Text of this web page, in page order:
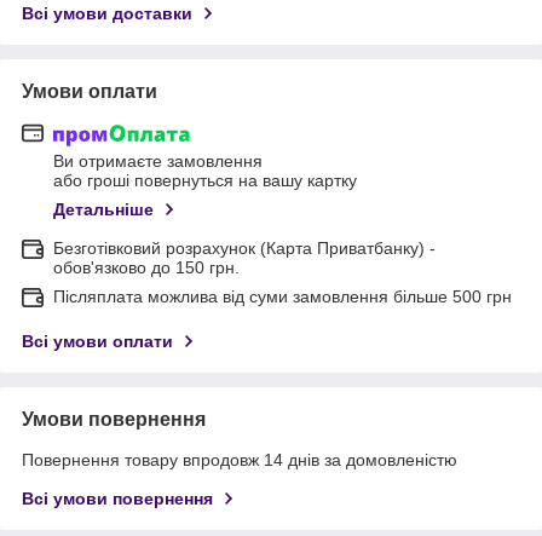
Всі умови доставки
Умови оплати
Ви отримаєте замовлення
або гроші повернуться на вашу картку
Детальніше
Безготівковий розрахунок (Карта Приватбанку) -
обов'язково до 150 грн.
Післяплата можлива від суми замовлення більше 500 грн
Всі умови оплати
Умови повернення
Повернення товару впродовж 14 днів за домовленістю
Всі умови повернення